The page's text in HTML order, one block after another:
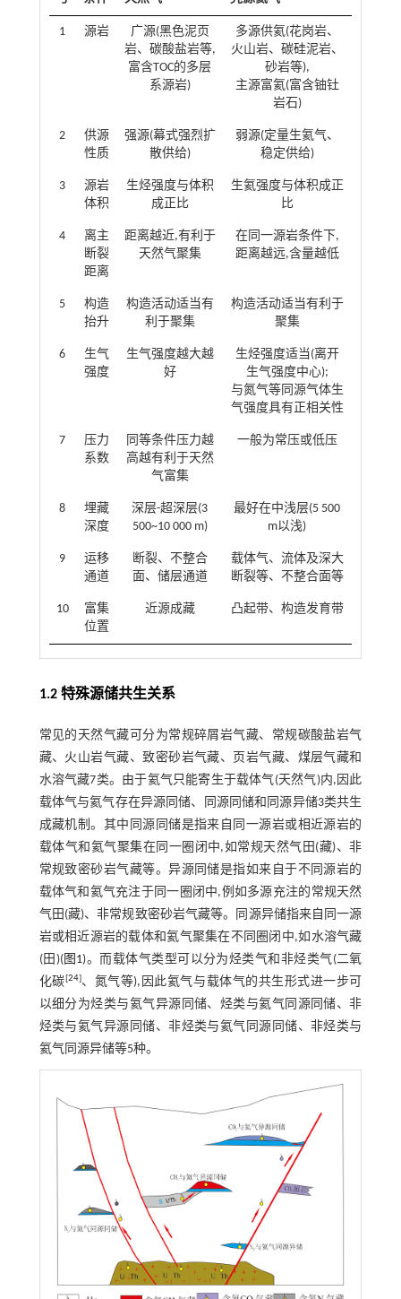
1 源岩
广源(黑色泥页
岩、碳酸盐岩等,
富含TOC的多层
系源岩)
多源供氦(花岗岩、
火山岩、碳硅泥岩、
砂岩等),
主源富氦(富含铀钍
岩石)
2
供源
性质
强源(幕式强烈扩
散供给)
弱源(定量生氦气、
稳定供给)
3
源岩
体积
生烃强度与体积
成正比
生氦强度与体积成正
比
4
离主
断裂
距离
距离越近,有利于
天然气聚集
在同一源岩条件下,
距离越远,含量越低
5
构造
抬升
构造活动适当有
利于聚集
构造活动适当有利于
聚集
6
生气
强度
生气强度越大越
好
生烃强度适当(离开
生气强度中心);
与氮气等同源气体生
气强度具有正相关性
7
压力
系数
同等条件压力越
高越有利于天然
气富集
一般为常压或低压
8
埋藏
深度
深层-超深层(3
500~10 000 m)
最好在中浅层(5 500
m以浅)
9
运移
通道
断裂、不整合
面、储层通道
载体气、流体及深大
断裂等、不整合面等
10
富集
位置
近源成藏 凸起带、构造发育带
1.2 特殊源储共生关系
常见的天然气藏可分为常规碎屑岩气藏、常规碳酸盐岩气
藏、火山岩气藏、致密砂岩气藏、页岩气藏、煤层气藏和
水溶气藏7类。由于氦气只能寄生于载体气(天然气)内,因此
载体气与氦气存在异源同储、同源同储和同源异储3类共生
成藏机制。其中同源同储是指来自同一源岩或相近源岩的
载体气和氦气聚集在同一圈闭中,如常规天然气田(藏)、非
常规致密砂岩气藏等。异源同储是指如来自于不同源岩的
载体气和氦气充注于同一圈闭中,例如多源充注的常规天然
气田(藏)、非常规致密砂岩气藏等。同源异储指来自同一源
岩或相近源岩的载体和氦气聚集在不同圈闭中,如水溶气藏
(田)(图1)。而载体气类型可以分为烃类气和非烃类气(二氧
化碳[24]、氮气等),因此氦气与载体气的共生形式进一步可
以细分为烃类与氦气异源同储、烃类与氦气同源同储、非
烃类与氦气异源同储、非烃类与氦气同源同储、非烃类与
氦气同源异储等5种。